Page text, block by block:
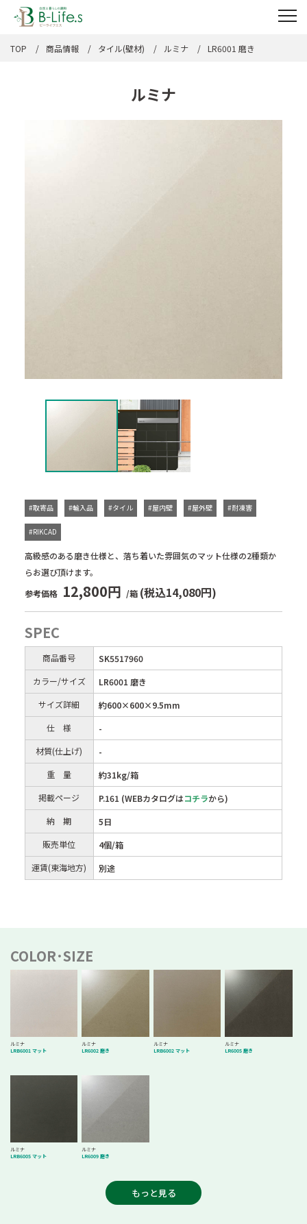
TOP 商品情報 タイル(壁材) ルミナ LR6001 磨き
ルミナ
高級感のある磨き仕様と、落ち着いた雰囲気のマット仕様の2種類か
らお選び頂けます。
#取寄品 #輸入品 #タイル #屋内壁 #屋外壁 #耐凍害
#RIKCAD
参考価格 12,800円 /箱 (税込14,080円)
SPEC
商品番号
SK5517960
カラー/サイズ
LR6001 磨き
サイズ詳細
約600×600×9.5mm
仕 様
-
材質(仕上げ)
-
重 量
約31kg/箱
掲載ページ
P.161 (WEBカタログはコチラから)
納 期
5日
販売単位
4個/箱
運賃(東海地方)
別途
COLOR･SIZE
ルミナ
LRB6001 マット
ルミナ
LR6002 磨き
ルミナ
LRB6002 マット
ルミナ
LR6005 磨き
ルミナ
LRB6005 マット
ルミナ
LR6009 磨き
もっと見る